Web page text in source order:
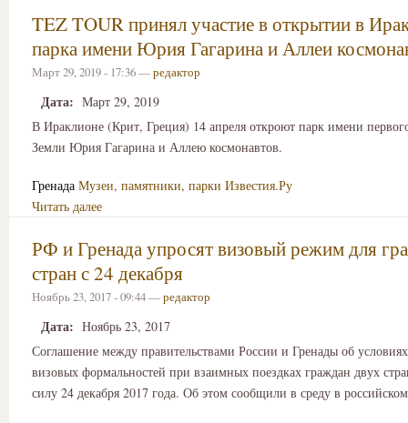
TEZ TOUR принял участие в открытии в
парка имени Юрия Гагарина и Аллеи
Март 29, 2019 - 17:36 —редактор
Дата: Март 29, 2019
В Ираклионе (Крит, Греция) 14 апреля откроют парк имени
Земли Юрия Гагарина и Аллею космонавтов.
Гренада Музеи, памятники, парки Известия.Ру
Читать далее
РФ и Гренада упросят визовый режим для
стран с 24 декабря
Ноябрь 23, 2017 - 09:44 —редактор
Дата: Ноябрь 23, 2017
Соглашение между правительствами России и Гренады об условиях
визовых формальностей при взаимных поездках граждан двух
силу 24 декабря 2017 года. Об этом сообщили в среду в